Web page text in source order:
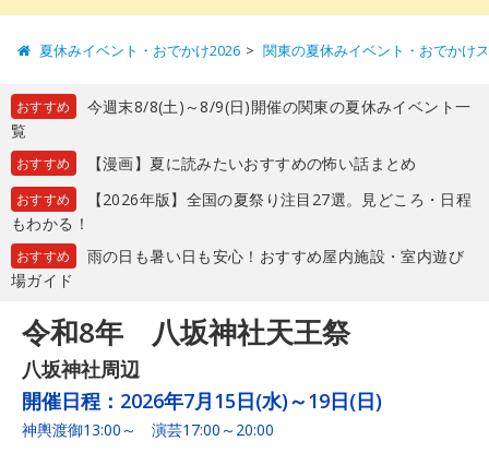
夏休みイベント・おでかけ2026 関東の夏休みイベント・おでかけ
おすすめ
今週末8/8(土)～8/9(日)開催の関東の夏休みイベント一
覧
おすすめ 【漫画】夏に読みたいおすすめの怖い話まとめ
おすすめ
【2026年版】全国の夏祭り注目27選。見どころ・日程
もわかる！
おすすめ
雨の日も暑い日も安心！おすすめ屋内施設・室内遊び
場ガイド
令和8年 八坂神社天王祭
八坂神社周辺
開催日程： 2026年7月15日(水)～19日(日)
神輿渡御13:00～ 演芸17:00～20:00